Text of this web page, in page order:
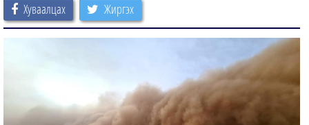
Хуваалцах Жиргэх